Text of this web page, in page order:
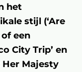
het
stijl (‘Are
of een
City Trip’ en
Her Majesty